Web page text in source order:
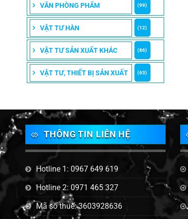
VĂN PHÒNG PHẨM (99)
VẬT TƯ HÀN (12)
VẬT TƯ SẢN XUẤT KHÁC (86)
VẬT TƯ, THIẾT BỊ SẢN XUẤT (63)
THÔNG TIN LIÊN HỆ
Hotline 1: 0967 649 619
Hotline 2: 0971 465 327
Mã số thuế: 3603928636